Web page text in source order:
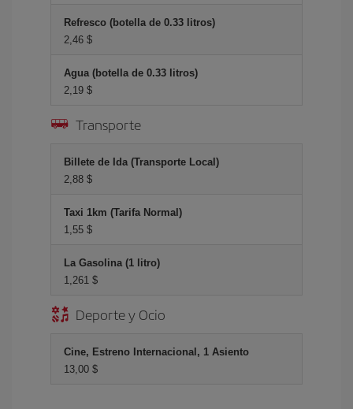
Refresco (botella de 0.33 litros)
2,46 $
Agua (botella de 0.33 litros)
2,19 $
Transporte
Billete de Ida (Transporte Local)
2,88 $
Taxi 1km (Tarifa Normal)
1,55 $
La Gasolina (1 litro)
1,261 $
Deporte y Ocio
Cine, Estreno Internacional, 1 Asiento
13,00 $